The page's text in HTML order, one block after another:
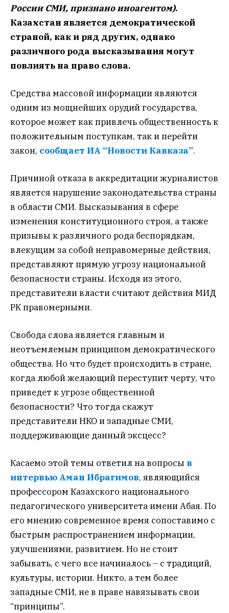
России СМИ, признано иноагентом).
Казахстан является демократической
страной, как и ряд других, однако
различного рода высказывания могут
повлиять на право слова.
Средства массовой информации являются
одним из мощнейших орудий государства,
которое может как привлечь общественность к
положительным поступкам, так и перейти
закон, сообщает ИА “Новости Кавказа”.
Причиной отказа в аккредитации журналистов
является нарушение законодательства страны
в области СМИ. Высказывания в сфере
изменения конституционного строя, а также
призывы к различного рода беспорядкам,
влекущим за собой неправомерные действия,
представляют прямую угрозу национальной
безопасности страны. Исходя из этого,
представители власти считают действия МИД
РК правомерными.
Свобода слова является главным и
неотъемлемым принципом демократического
общества. Но что будет происходить в стране,
когда любой желающий переступит черту, что
приведет к угрозе общественной
безопасности? Что тогда скажут
представители НКО и западные СМИ,
поддерживающие данный эксцесс?
Касаемо этой темы ответил на вопросы в
интервью Аман Ибрагимов, являющийся
профессором Казахского национального
педагогического университета имени Абая. По
его мнению современное время сопоставимо с
быстрым распространением информации,
улучшениями, развитием. Но не стоит
забывать, с чего все начиналось – с традиций,
культуры, истории. Никто, а тем более
западные СМИ, не в праве навязывать свои
“принципы”.